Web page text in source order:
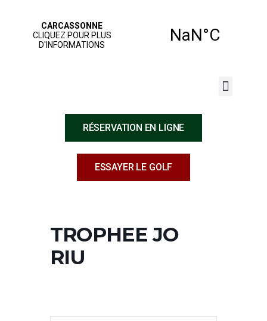
RÉSERVATION EN LIGNE
ESSAYER LE GOLF
TROPHEE JO
RIU